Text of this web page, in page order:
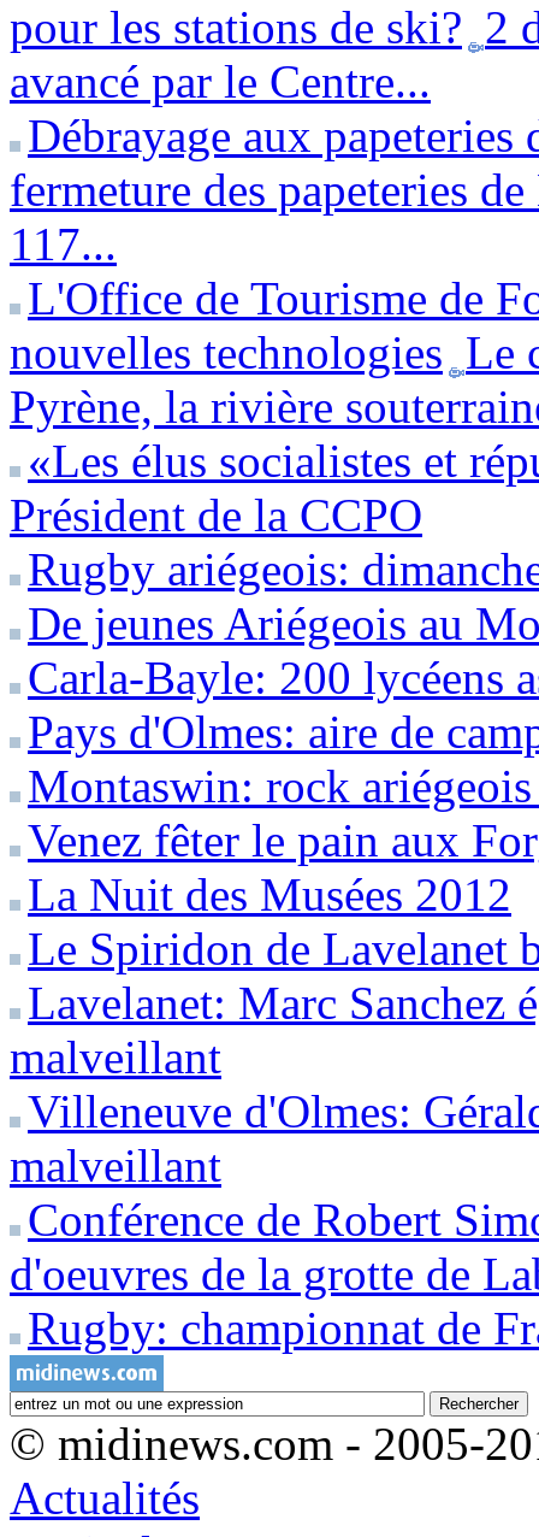
pour les stations de ski? 2
avancé par le Centre...
Débrayage aux papeteries
fermeture des papeteries
117...
L'Office de Tourisme de
nouvelles technologies Le
Pyrène, la rivière
«Les élus socialistes et
Président de la CCPO
Rugby ariégeois:
De jeunes Ariégeois au
Carla-Bayle: 200 lycéens
Pays d'Olmes: aire de
Montaswin: rock ariégeois
Venez fêter le pain aux
La Nuit des Musées 2012
Le Spiridon de Lavelanet
Lavelanet: Marc Sanchez
malveillant
Villeneuve d'Olmes:
malveillant
Conférence de Robert
d'oeuvres de la grotte de
Rugby: championnat de
© midinews.com - 2005-
Actualités